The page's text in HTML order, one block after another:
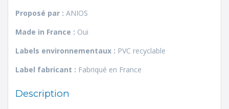
Proposé par : ANIOS
Made in France : Oui
Labels environnementaux : PVC recyclable
Label fabricant : Fabriqué en France
Description